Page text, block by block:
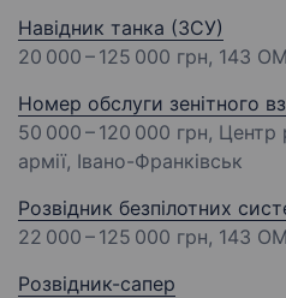
Навідник танка (ЗСУ)
20 000 – 125 000 грн, 143
Номер обслуги зенітного
50 000 – 120 000 грн, Центр
армії, Івано-Франківськ
Розвідник безпілотних
22 000 – 125 000 грн, 143
Розвідник-сапер